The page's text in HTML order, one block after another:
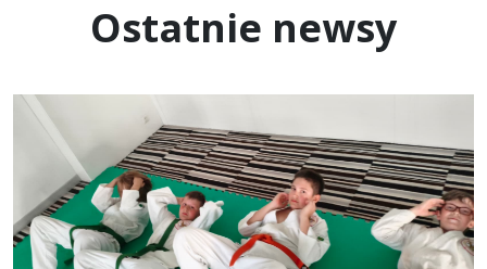
Ostatnie newsy